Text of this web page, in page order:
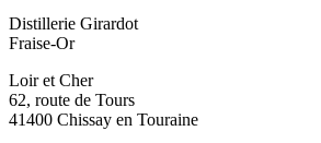
Distillerie Girardot
Fraise-Or
Loir et Cher
62, route de Tours
41400 Chissay en Touraine